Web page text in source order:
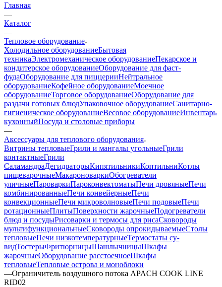
Главная
—
Каталог
—
Тепловое оборудование
Холодильное оборудованиеБытовая
техникаЭлектромеханическое оборудованиеПекарское и
кондитерское оборудованиеОборудование для фаст-
фудаОборудование для пиццерииНейтральное
оборудованиеКофейное оборудованиеМоечное
оборудованиеТорговое оборудованиеОборудование для
раздачи готовых блюдУпаковочное оборудованиеСанитарно-
гигиеническое оборудованиеВесовое оборудованиеИнвентарь
кухонныйПосуда и столовые приборы
—
Аксессуары для теплового оборудования
Витрины тепловыеГрили и мангалы угольныеГрили
контактныеГрили
СаламандраДегидраторыКипятильникиКоптильниКотлы
пищеварочныеМакароноваркиОбогреватели
уличныеПароваркиПароконвектоматыПечи дровяныеПечи
комбинированныеПечи конвейерныеПечи
конвекционныеПечи микроволновыеПечи подовыеПечи
ротационныеПлитыПоверхности жарочныеПодогреватели
блюд и посудыРисоварки и термосы для рисаСковороды
мультифункциональныеСковороды опрокидываемыеСтолы
тепловыеПечи низкотемпературныеТермостаты су-
видТостерыФритюрницыШашлычницыШкафы
жарочныеОборудование расстоечноеШкафы
тепловыеТепловые острова и моноблоки
—Ограничитель воздушного потока APACH COOK LINE
RID02